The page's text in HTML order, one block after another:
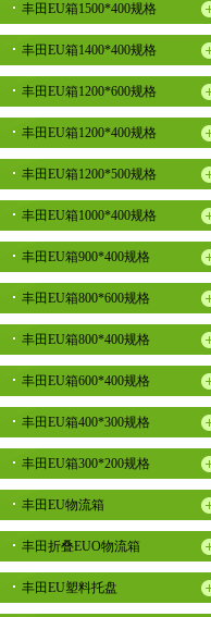
丰田EU箱1500*400规格
丰田EU箱1400*400规格
丰田EU箱1200*600规格
丰田EU箱1200*400规格
丰田EU箱1200*500规格
丰田EU箱1000*400规格
丰田EU箱900*400规格
丰田EU箱800*600规格
丰田EU箱800*400规格
丰田EU箱600*400规格
丰田EU箱400*300规格
丰田EU箱300*200规格
丰田EU物流箱
丰田折叠EUO物流箱
丰田EU塑料托盘